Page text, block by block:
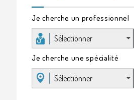
Je cherche un professionnel
Sélectionner
Je cherche une spécialité
Sélectionner